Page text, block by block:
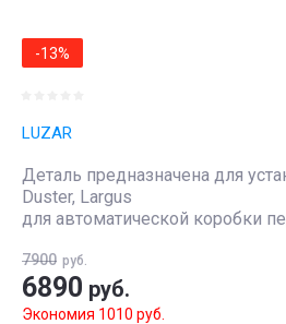
-13%
LUZAR
Деталь предназначена для
Duster, Largus
для автоматической коробки
7900 руб.
6890 руб.
Экономия 1010 руб.